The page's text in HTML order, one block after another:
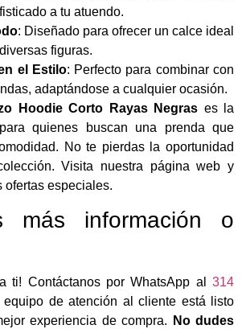
a tu atuendo.
: Diseñado para ofrecer un calce ideal
figuras.
el Estilo: Perfecto para combinar con
adaptándose a cualquier ocasión.
Hoodie Corto Rayas Negras es la
quienes buscan una prenda que
No te pierdas la oportunidad
Visita nuestra página web y
ofertas especiales.
más información o
ti! Contáctanos por WhatsApp al 314
equipo de atención al cliente está listo
experiencia de compra.
No dudes